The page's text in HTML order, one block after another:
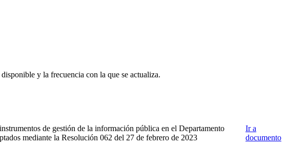
y la frecuencia con la que se actualiza.
de gestión de la información pública en el Departamento
mediante la Resolución 062 del 27 de febrero de 2023
Ir a
documento